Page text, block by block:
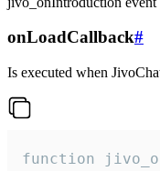
onLoadCallback#
Is executed when
function